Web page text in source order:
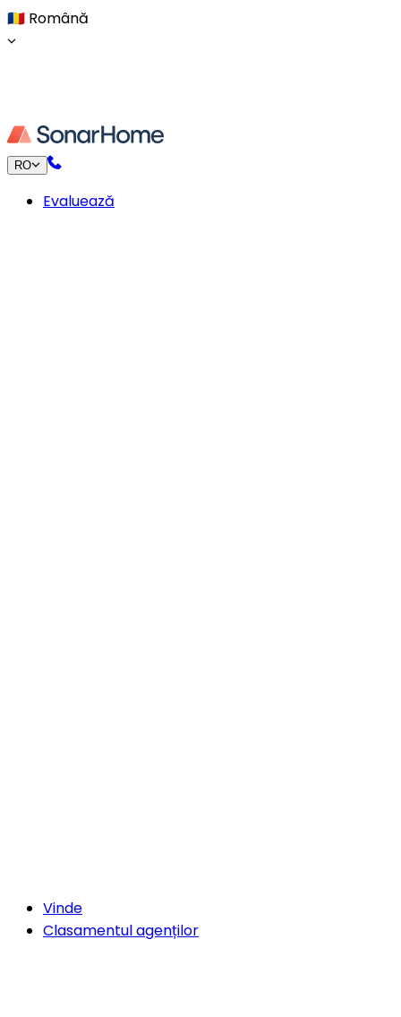
🇷🇴 Română
RO
Evaluează
Vinde
Clasamentul agenților